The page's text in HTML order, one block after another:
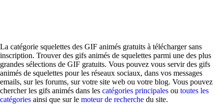
La catégorie squelettes des GIF animés gratuits à télécharger sans
inscription. Trouver des gifs animés de squelettes parmi une des plus
grandes sélections de GIF gratuits. Vous pouvez vous servir des gifs
animés de squelettes pour les réseaux sociaux, dans vos messages
emails, sur les forums, sur votre site web ou votre blog. Vous pouvez
chercher les gifs animés dans les catégories principales ou toutes les
catégories ainsi que sur le moteur de recherche du site.